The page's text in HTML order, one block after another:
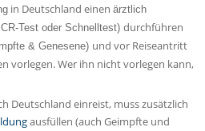
in Deutschland einenärztlich
Test oder Schnelltest)durchführen
& Genesene) und vor Reiseantritt
vorlegen. Wer ihn nicht vorlegen kann,
Deutschland einreist, muss zusätzlich
ausfüllen (auch Geimpfte und